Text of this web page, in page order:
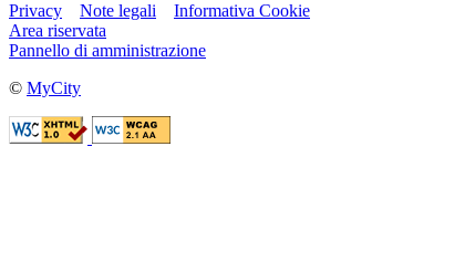
Privacy Note legali
Informativa Cookie
Area riservata
Pannello di amministrazione
© MyCity